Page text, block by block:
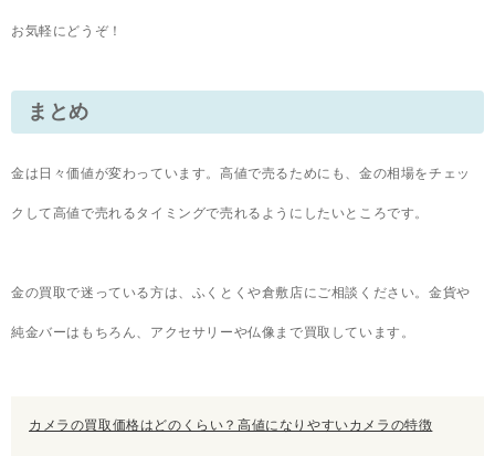
お気軽にどうぞ！
まとめ
金は日々価値が変わっています。高値で売るためにも、金の相場をチェッ
クして高値で売れるタイミングで売れるようにしたいところです。
金の買取で迷っている方は、ふくとくや倉敷店にご相談ください。金貨や
純金バーはもちろん、アクセサリーや仏像まで買取しています。
カメラの買取価格はどのくらい？高値になりやすいカメラの特徴